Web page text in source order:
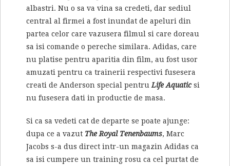
albastri. Nu o sa va vina sa credeti, dar sediul
central al firmei a fost inundat de apeluri din
partea celor care vazusera filmul si care doreau
sa isi comande o pereche similara. Adidas, care
nu platise pentru aparitia din film, au fost usor
amuzati pentru ca trainerii respectivi fusesera
creati de Anderson special pentru LifeAquaticsi
nu fusesera dati in productie de masa.
Si ca sa vedeti cat de departe se poate ajunge:
dupa ce a vazut The Royal Tenenbaums, Marc
Jacobs s-a dus direct intr-un magazin Adidas ca
sa isi cumpere un training rosu ca cel purtat de